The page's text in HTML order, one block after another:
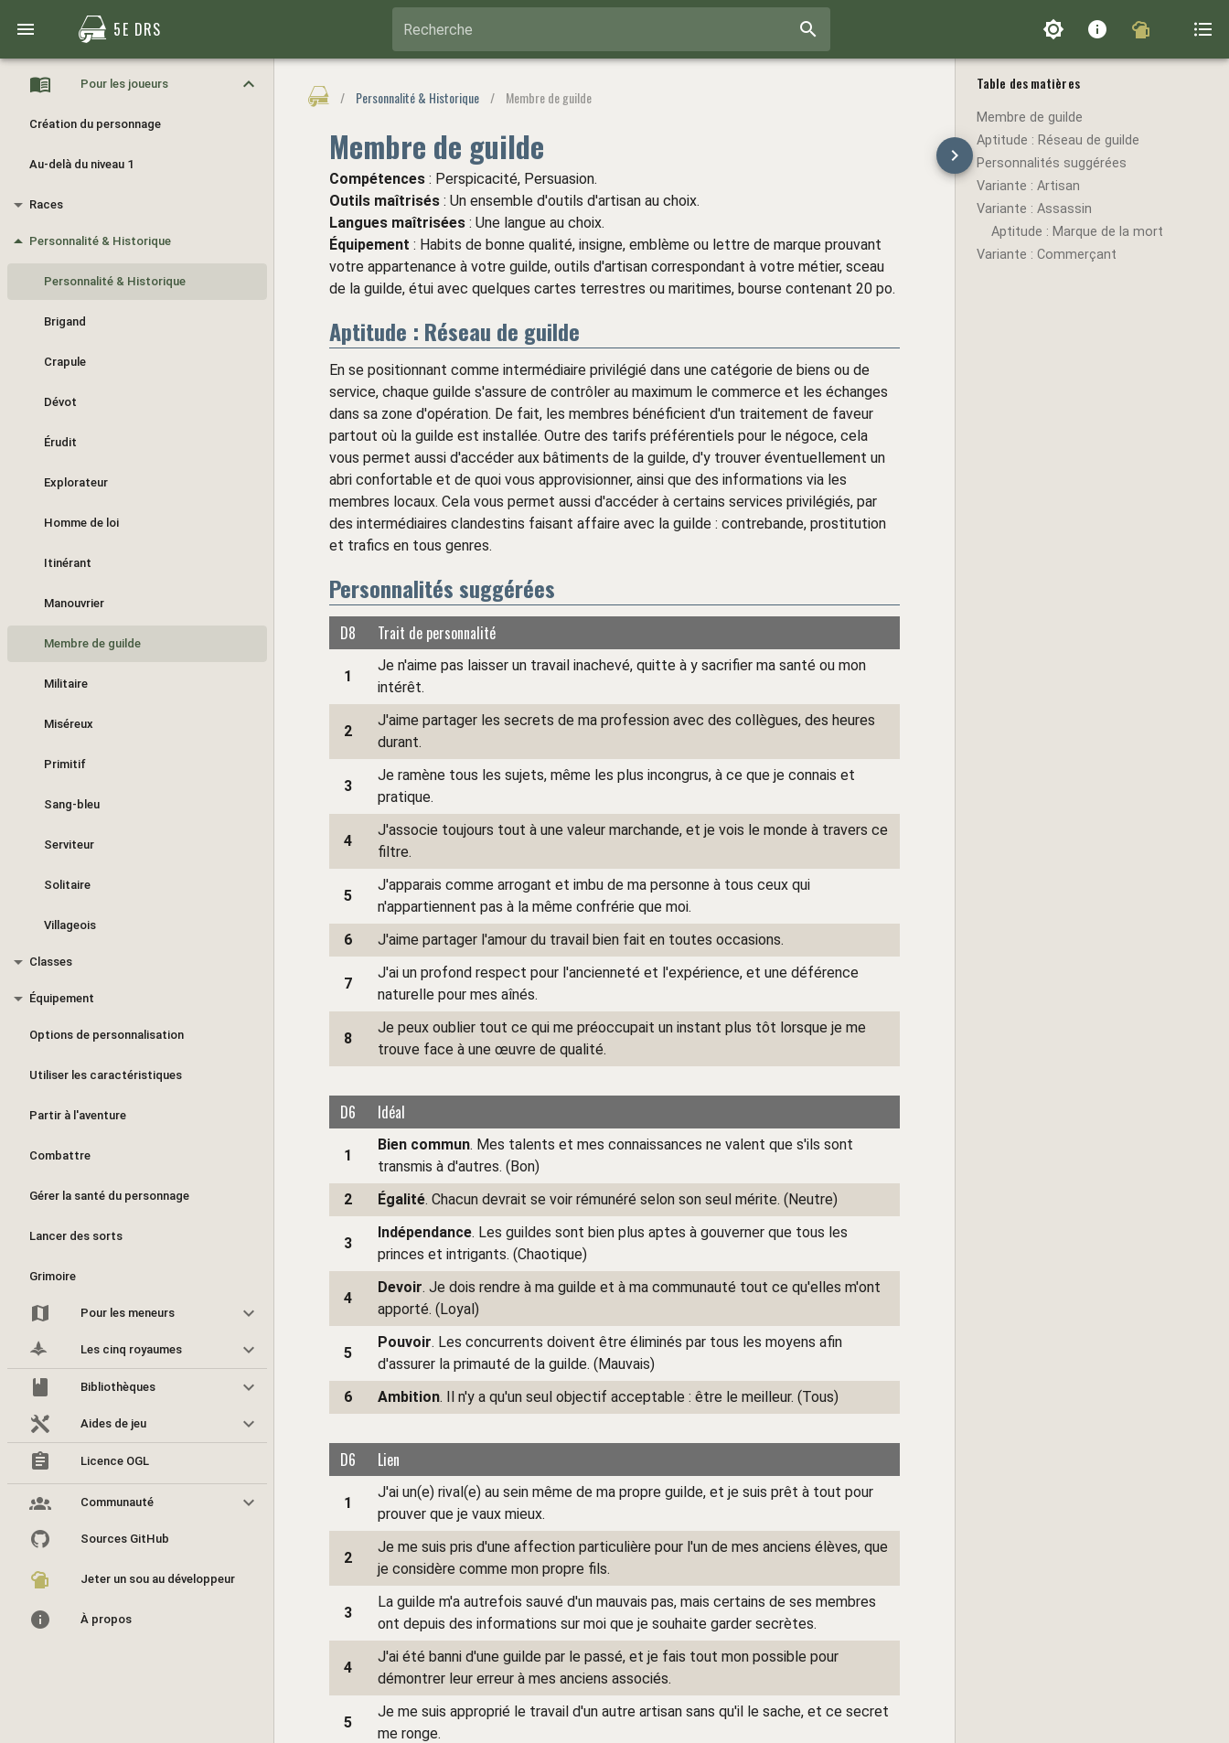
Pour les joueurs
Création du personnage
Au-delà du niveau 1
Races
Personnalité & Historique
Personnalité & Historique
Brigand
Crapule
Dévot
Érudit
Explorateur
Homme de loi
Itinérant
Manouvrier
Membre de guilde
Militaire
Miséreux
Primitif
Sang-bleu
Serviteur
Solitaire
Villageois
Classes
Équipement
Options de personnalisation
Utiliser les caractéristiques
Partir à l'aventure
Combattre
Gérer la santé du personnage
Lancer des sorts
Grimoire
Pour les meneurs
8 Les cinq royaumes
Bibliothèques
Aides de jeu
Licence OGL
Communauté
Sources GitHub
Jeter un sou au développeur
À propos
Table des matières
Membre de guilde
Aptitude : Réseau de guilde
Personnalités suggérées
Variante : Artisan
Variante : Assassin
Aptitude : Marque de la mort
Variante : Commerçant
5E DRS Recherche
/ Personnalité & Historique / Membre de guilde
Membre de guilde
Compétences : Perspicacité, Persuasion.
Outils maîtrisés : Un ensemble d'outils d'artisan au choix.
Langues maîtrisées : Une langue au choix.
Équipement : Habits de bonne qualité, insigne, emblème ou lettre de marque prouvant
votre appartenance à votre guilde, outils d'artisan correspondant à votre métier, sceau
de la guilde, étui avec quelques cartes terrestres ou maritimes, bourse contenant 20 po.
Aptitude : Réseau de guilde
En se positionnant comme intermédiaire privilégié dans une catégorie de biens ou de
service, chaque guilde s'assure de contrôler au maximum le commerce et les échanges
dans sa zone d'opération. De fait, les membres bénéficient d'un traitement de faveur
partout où la guilde est installée. Outre des tarifs préférentiels pour le négoce, cela
vous permet aussi d'accéder aux bâtiments de la guilde, d'y trouver éventuellement un
abri confortable et de quoi vous approvisionner, ainsi que des informations via les
membres locaux. Cela vous permet aussi d'accéder à certains services privilégiés, par
des intermédiaires clandestins faisant affaire avec la guilde : contrebande, prostitution
et trafics en tous genres.
Personnalités suggérées
D8 Trait de personnalité
1
Je n'aime pas laisser un travail inachevé, quitte à y sacrifier ma santé ou mon
intérêt.
2
J'aime partager les secrets de ma profession avec des collègues, des heures
durant.
3
Je ramène tous les sujets, même les plus incongrus, à ce que je connais et
pratique.
4
J'associe toujours tout à une valeur marchande, et je vois le monde à travers ce
filtre.
5
J'apparais comme arrogant et imbu de ma personne à tous ceux qui
n'appartiennent pas à la même confrérie que moi.
6
J'aime partager l'amour du travail bien fait en toutes occasions.
7
J'ai un profond respect pour l'ancienneté et l'expérience, et une déférence
naturelle pour mes aînés.
8
Je peux oublier tout ce qui me préoccupait un instant plus tôt lorsque je me
trouve face à une œuvre de qualité.
D6 Idéal
1
Bien commun. Mes talents et mes connaissances ne valent que s'ils sont
transmis à d'autres. (Bon)
2
Égalité. Chacun devrait se voir rémunéré selon son seul mérite. (Neutre)
3
Indépendance. Les guildes sont bien plus aptes à gouverner que tous les
princes et intrigants. (Chaotique)
4
Devoir. Je dois rendre à ma guilde et à ma communauté tout ce qu'elles m'ont
apporté. (Loyal)
5
Pouvoir. Les concurrents doivent être éliminés par tous les moyens afin
d'assurer la primauté de la guilde. (Mauvais)
6
Ambition. Il n'y a qu'un seul objectif acceptable : être le meilleur. (Tous)
D6 Lien
1
J'ai un(e) rival(e) au sein même de ma propre guilde, et je suis prêt à tout pour
prouver que je vaux mieux.
2
Je me suis pris d'une affection particulière pour l'un de mes anciens élèves, que
je considère comme mon propre fils.
3
La guilde m'a autrefois sauvé d'un mauvais pas, mais certains de ses membres
ont depuis des informations sur moi que je souhaite garder secrètes.
4
J'ai été banni d'une guilde par le passé, et je fais tout mon possible pour
démontrer leur erreur à mes anciens associés.
5
Je me suis approprié le travail d'un autre artisan sans qu'il le sache, et ce secret
me ronge.